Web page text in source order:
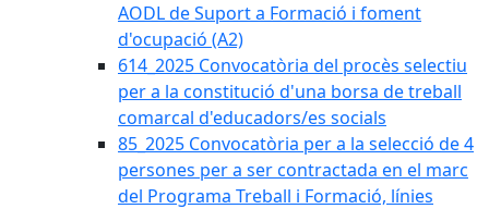
AODL de Suport a Formació i foment
d'ocupació (A2)
614_2025 Convocatòria del procès selectiu
per a la constitució d'una borsa de treball
comarcal d'educadors/es socials
85_2025 Convocatòria per a la selecció de 4
persones per a ser contractada en el marc
del Programa Treball i Formació, línies